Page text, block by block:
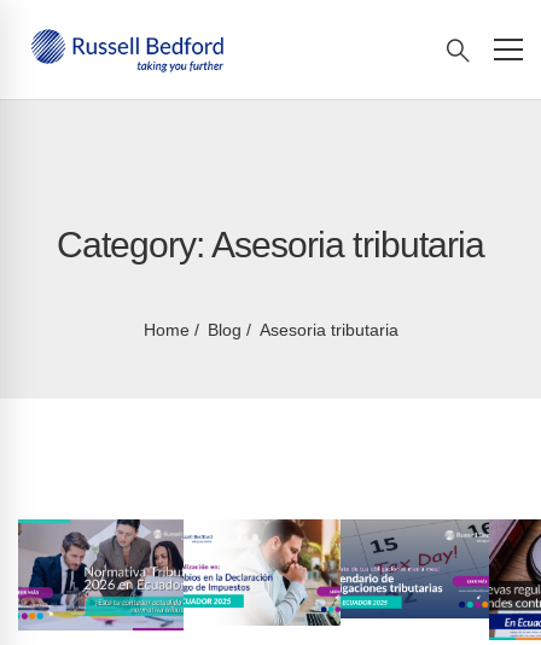
Category: Asesoria tributaria
Home Blog Asesoria tributaria